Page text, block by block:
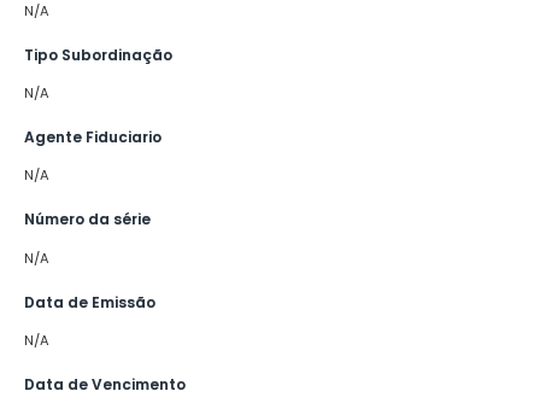
N/A
Tipo Subordinação
N/A
Agente Fiduciario
N/A
Número da série
N/A
Data de Emissão
N/A
Data de Vencimento